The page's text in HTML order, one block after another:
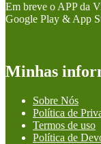
Em breve o APP da
Google Play & App
Minhas
Sobre Nós
Política de
Termos de uso
Política de